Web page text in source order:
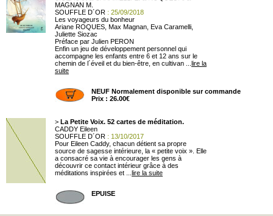
MAGNAN M.
SOUFFLE D´OR : 25/09/2018
Les voyageurs du bonheur
Ariane ROQUES, Max Magnan, Eva Caramelli,
Juliette Siozac
Préface par Julien PERON
Enfin un jeu de développement personnel qui
accompagne les enfants entre 6 et 12 ans sur le
chemin de l´éveil et du bien-être, en cultivan ... lire la
suite
NEUF Normalement disponible sur commande
Prix : 26.00€
> La Petite Voix. 52 cartes de méditation.
CADDY Eileen
SOUFFLE D´OR : 13/10/2017
Pour Eileen Caddy, chacun détient sa propre
source de sagesse intérieure, la « petite voix ». Elle
a consacré sa vie à encourager les gens à
découvrir ce contact intérieur grâce à des
méditations inspirées et ... lire la suite
EPUISE